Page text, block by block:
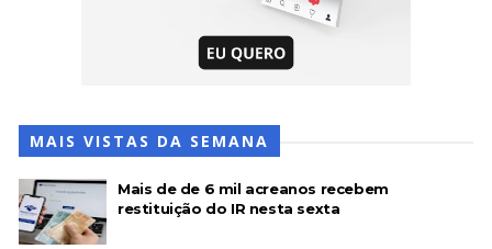
MAIS VISTAS DA SEMANA
Mais de de 6 mil acreanos recebem
restituição do IR nesta sexta